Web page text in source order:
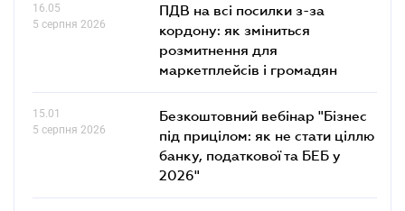
16.05
5 серпня 2026
ПДВ на всі посилки з-за
кордону: як зміниться
розмитнення для
маркетплейсів і громадян
15.01
5 серпня 2026
Безкоштовний вебінар "Бізнес
під прицілом: як не стати ціллю
банку, податкової та БЕБ у
2026"